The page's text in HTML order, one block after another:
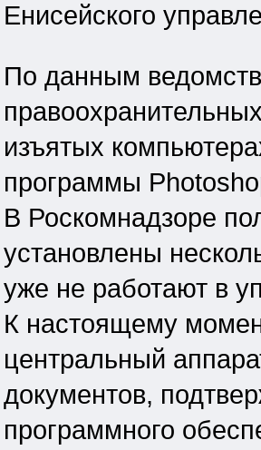
Енисейского
По данным
изъятых
программы
В Роскомнадзоре
установлены
уже не работают в
К настоящему
центральный
документов,
программного